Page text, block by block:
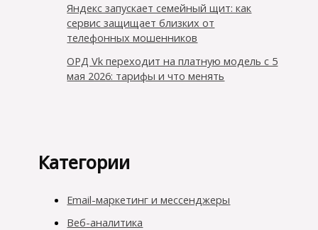
Яндекс запускает семейный щит: как
сервис защищает близких от
телефонных мошенников
ОРД Vk переходит на платную модель с 5
мая 2026: тарифы и что менять
Категории
Email-маркетинг и мессенджеры
Веб-аналитика